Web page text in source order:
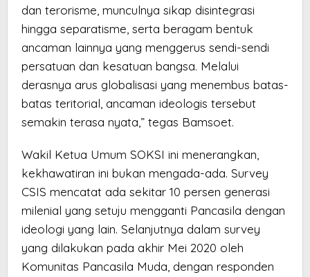
dan terorisme, munculnya sikap disintegrasi
hingga separatisme, serta beragam bentuk
ancaman lainnya yang menggerus sendi-sendi
persatuan dan kesatuan bangsa. Melalui
derasnya arus globalisasi yang menembus batas-
batas teritorial, ancaman ideologis tersebut
semakin terasa nyata,” tegas Bamsoet.
Wakil Ketua Umum SOKSI ini menerangkan,
kekhawatiran ini bukan mengada-ada. Survey
CSIS mencatat ada sekitar 10 persen generasi
milenial yang setuju mengganti Pancasila dengan
ideologi yang lain. Selanjutnya dalam survey
yang dilakukan pada akhir Mei 2020 oleh
Komunitas Pancasila Muda, dengan responden